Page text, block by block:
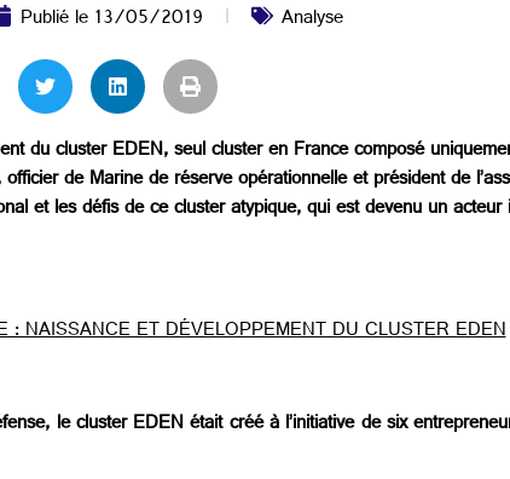
Publié le13/05/2019 Analyse
du cluster EDEN, seul cluster en France composé
de Marine de réserve opérationnelle et président de
et les défis de ce cluster atypique, qui est devenu un
NAISSANCE ET DÉVELOPPEMENT DU CLUSTER EDEN
le cluster EDEN était créé à l’initiative de six